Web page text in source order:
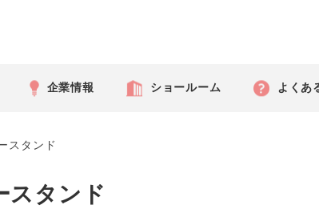
企業情報 ショールーム よくあ
スタンド
スタンド